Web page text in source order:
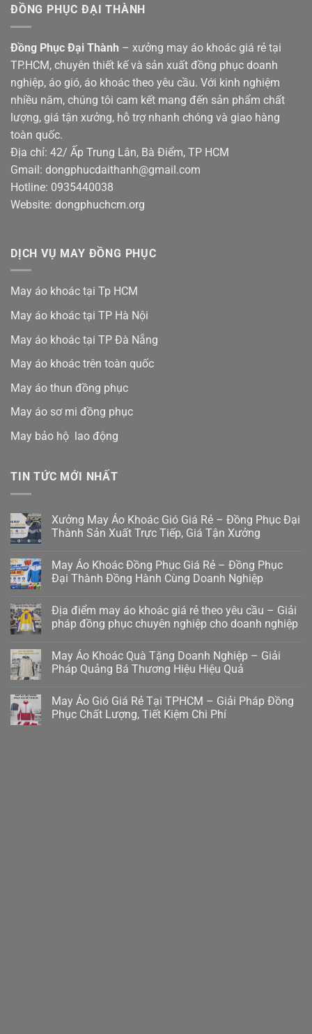
ĐỒNG PHỤC ĐẠI THÀNH
Đồng Phục Đại Thành – xưởng may áo khoác giá rẻ tại
TP.HCM, chuyên thiết kế và sản xuất đồng phục doanh
nghiệp, áo gió, áo khoác theo yêu cầu. Với kinh nghiệm
nhiều năm, chúng tôi cam kết mang đến sản phẩm chất
lượng, giá tận xưởng, hỗ trợ nhanh chóng và giao hàng
toàn quốc.
Địa chỉ: 42/ Ấp Trung Lân, Bà Điểm, TP HCM
Gmail: dongphucdaithanh@gmail.com
Hotline: 0935440038
Website: dongphuchcm.org
DỊCH VỤ MAY ĐỒNG PHỤC
May áo khoác tại Tp HCM
May áo khoác tại TP Hà Nội
May áo khoác tại TP Đà Nẵng
May áo khoác trên toàn quốc
May áo thun đồng phục
May áo sơ mi đồng phục
May bảo hộ lao động
TIN TỨC MỚI NHẤT
Xưởng May Áo Khoác Gió Giá Rẻ – Đồng Phục Đại
Thành Sản Xuất Trực Tiếp, Giá Tận Xưởng
May Áo Khoác Đồng Phục Giá Rẻ – Đồng Phục
Đại Thành Đồng Hành Cùng Doanh Nghiệp
Địa điểm may áo khoác giá rẻ theo yêu cầu – Giải
pháp đồng phục chuyên nghiệp cho doanh nghiệp
May Áo Khoác Quà Tặng Doanh Nghiệp – Giải
Pháp Quảng Bá Thương Hiệu Hiệu Quả
May Áo Gió Giá Rẻ Tại TPHCM – Giải Pháp Đồng
Phục Chất Lượng, Tiết Kiệm Chi Phí